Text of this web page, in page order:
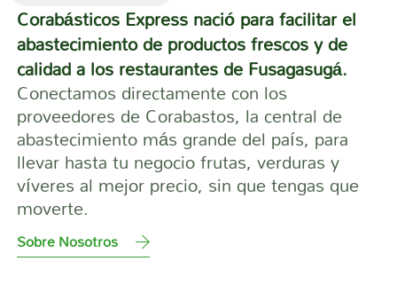
Corabásticos Express nació para facilitar el
abastecimiento de productos frescos y de
calidad a los restaurantes de Fusagasugá.
Conectamos directamente con los
proveedores de Corabastos, la central de
abastecimiento más grande del país, para
llevar hasta tu negocio frutas, verduras y
víveres al mejor precio, sin que tengas que
moverte.
Sobre Nosotros